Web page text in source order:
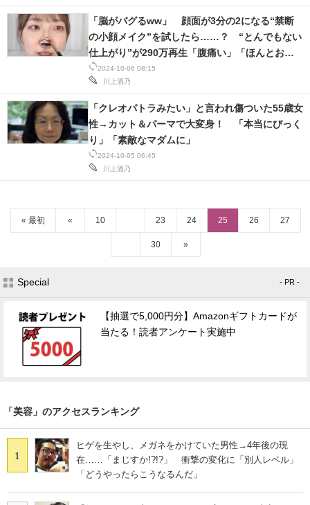
2024-10-06 08:15
川上酒乃
「脳がバグるww」 顔面が3分の2になる“禁断
の小顔メイク”を試したら……？ “とんでもない
仕上がり”が290万再生「腹痛い」「ほんとおも
ろいw」
2024-10-05 06:45
川上酒乃
「クレオパトラみたい」と言われ傷ついた55歳女
性→カット＆パーマで大変身！ 「本当にびっく
り」「素敵なマダムに」
« 最初 « 10 23 24 25 26 27
30 »
Special - PR -
【抽選で5,000円分】Amazonギフトカードが
当たる！読者アンケート実施中
「美容」のアクセスランキング
1
ヒゲを生やし、メガネをかけていた男性→4年後の現
在……「まじすか!?!?」 衝撃の変化に「別人レベル」
「どうやったらこうなるんだ」